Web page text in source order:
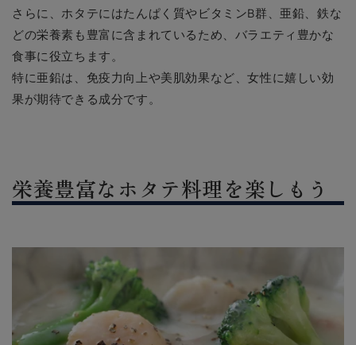
さらに、ホタテにはたんぱく質やビタミンB群、亜鉛、鉄な
どの栄養素も豊富に含まれているため、バラエティ豊かな
食事に役立ちます。
特に亜鉛は、免疫力向上や美肌効果など、女性に嬉しい効
果が期待できる成分です。
栄養豊富なホタテ料理を楽しもう